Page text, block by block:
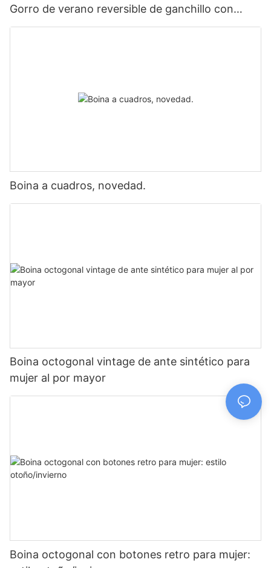
Gorro de verano reversible de ganchillo con
diseño calado
Boina a cuadros, novedad.
Boina octogonal vintage de ante sintético para
mujer al por mayor
Boina octogonal con botones retro para mujer: